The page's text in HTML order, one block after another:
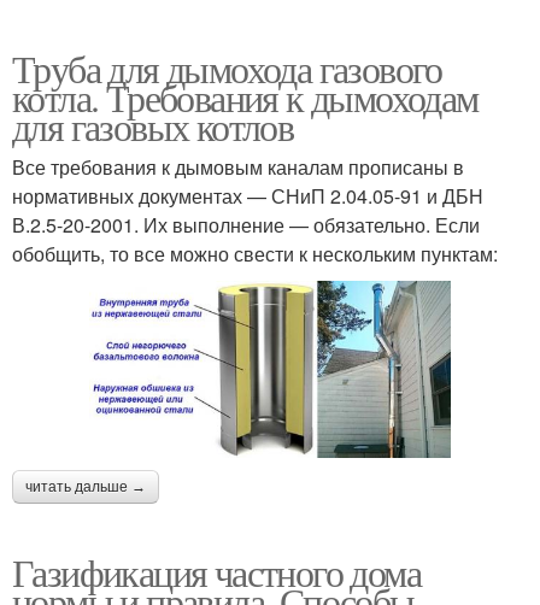
Труба для дымохода газового
котла. Требования к дымоходам
для газовых котлов
Все требования к дымовым каналам прописаны в
нормативных документах — СНиП 2.04.05-91 и ДБН
В.2.5-20-2001. Их выполнение — обязательно. Если
обобщить, то все можно свести к нескольким пунктам:
читать дальше →
Газификация частного дома